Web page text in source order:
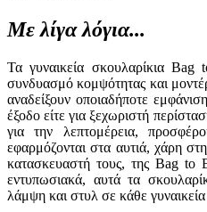
Με λίγα λόγια...
Τα γυναικεία σκουλαρίκια
συνδυασμό κομψότητας και
αναδείξουν οποιαδήποτε
έξοδο είτε για ξεχωριστή
για την λεπτομέρεια,
εφαρμόζονται στα αυτιά, χάρη
κατασκευαστή τους, της Bag to
εντυπωσιακά, αυτά τα
λάμψη και στυλ σε κάθε